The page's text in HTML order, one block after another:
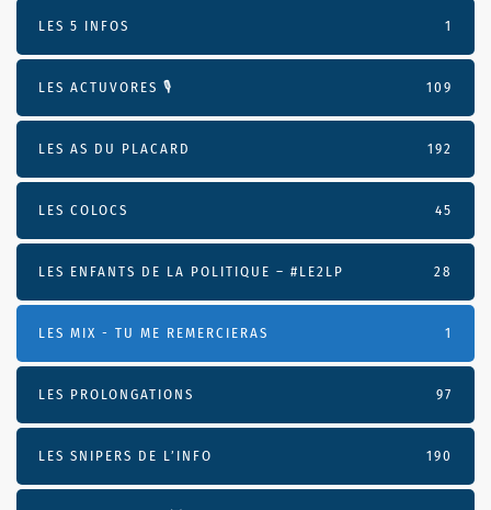
LES 5 INFOS 1
LES ACTUVORES 🎙 109
LES AS DU PLACARD 192
LES COLOCS 45
LES ENFANTS DE LA POLITIQUE – #LE2LP 28
LES MIX - TU ME REMERCIERAS 1
LES PROLONGATIONS 97
LES SNIPERS DE L’INFO 190